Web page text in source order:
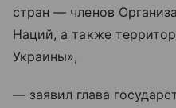
стран — членов
Наций, а также
Украины»,
— заявил глава